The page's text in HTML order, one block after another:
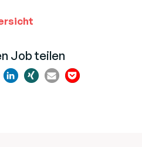
Job teilen